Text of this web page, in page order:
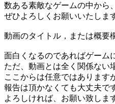
数ある素敵なゲームの中から
ぜひよろしくお願いいたしま
動画のタイトル，または概要
面白くなるのであればゲーム
ただ、動画とは全く関係ない
ここからは任意ではあります
報告は頂かなくても大丈夫で
よろしければ、お願い致しま